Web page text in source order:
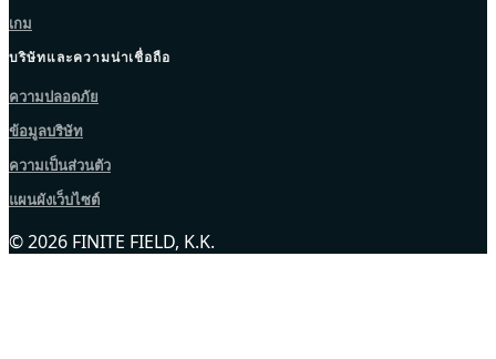
เกม
บริษัทและความน่าเชื่อถือ
ความปลอดภัย
ข้อมูลบริษัท
ความเป็นส่วนตัว
แผนผังเว็บไซต์
© 2026 FINITE FIELD, K.K.